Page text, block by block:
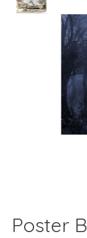
Poster